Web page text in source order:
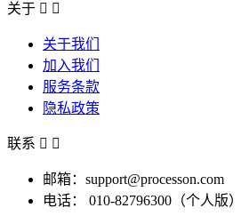
关于  
关于我们
加入我们
服务条款
隐私政策
联系  
邮箱：support@processon.com
电话：
010-82796300（个人版）